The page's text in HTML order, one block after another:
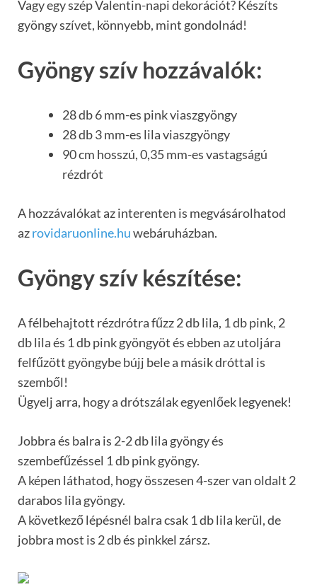
Vagy egy szép Valentin-napi dekorációt? Készíts
gyöngy szívet, könnyebb, mint gondolnád!
Gyöngy szív hozzávalók:
28 db 6 mm-es pink viaszgyöngy
28 db 3 mm-es lila viaszgyöngy
90 cm hosszú, 0,35 mm-es vastagságú
rézdrót
A hozzávalókat az interenten is megvásárolhatod
azrovidaruonline.huwebáruházban.
Gyöngy szív készítése:
A félbehajtott rézdrótra fűzz 2 db lila, 1 db pink, 2
db lila és 1 db pink gyöngyöt és ebben az utoljára
felfűzött gyöngybe bújj bele a másik dróttal is
szemből!
Ügyelj arra, hogy a drótszálak egyenlőek legyenek!
Jobbra és balra is 2-2 db lila gyöngy és
szembefűzéssel 1 db pink gyöngy.
A képen láthatod, hogy összesen 4-szer van oldalt 2
darabos lila gyöngy.
A következő lépésnél balra csak 1 db lila kerül, de
jobbra most is 2 db és pinkkel zársz.